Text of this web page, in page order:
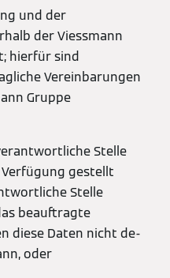
und der
der Viessmann
hierfür sind
Vereinbarungen
Gruppe
Stelle
gestellt
Stelle
beauftragte
diese Daten nicht de-
oder